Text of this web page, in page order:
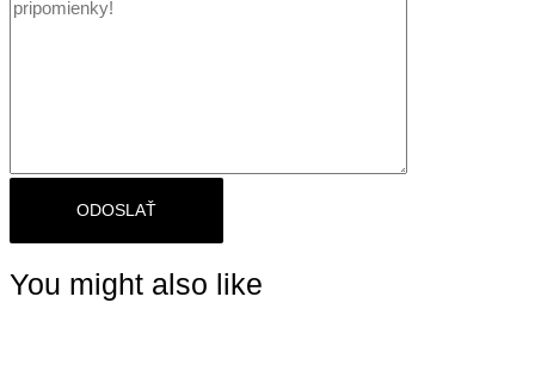
You might also like